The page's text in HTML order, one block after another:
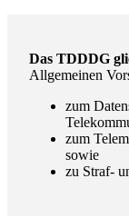
Das TDDDG
Allgemeinen
zum
zum
sowie
zu Straf-